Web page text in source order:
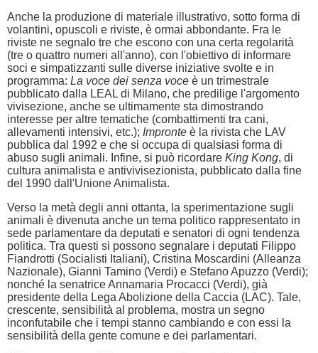
Anche la produzione di materiale illustrativo, sotto forma di
volantini, opuscoli e riviste, è ormai abbondante. Fra le
riviste ne segnalo tre che escono con una certa regolarità
(tre o quattro numeri all'anno), con l'obiettivo di informare
soci e simpatizzanti sulle diverse iniziative svolte e in
programma: La voce dei senza voce è un trimestrale
pubblicato dalla LEAL di Milano, che predilige l'argomento
vivisezione, anche se ultimamente sta dimostrando
interesse per altre tematiche (combattimenti tra cani,
allevamenti intensivi, etc.); Impronte è la rivista che LAV
pubblica dal 1992 e che si occupa di qualsiasi forma di
abuso sugli animali. Infine, si può ricordare King Kong, di
cultura animalista e antivivisezionista, pubblicato dalla fine
del 1990 dall'Unione Animalista.
Verso la metà degli anni ottanta, la sperimentazione sugli
animali è divenuta anche un tema politico rappresentato in
sede parlamentare da deputati e senatori di ogni tendenza
politica. Tra questi si possono segnalare i deputati Filippo
Fiandrotti (Socialisti Italiani), Cristina Moscardini (Alleanza
Nazionale), Gianni Tamino (Verdi) e Stefano Apuzzo (Verdi);
nonché la senatrice Annamaria Procacci (Verdi), già
presidente della Lega Abolizione della Caccia (LAC). Tale,
crescente, sensibilità al problema, mostra un segno
inconfutabile che i tempi stanno cambiando e con essi la
sensibilità della gente comune e dei parlamentari.